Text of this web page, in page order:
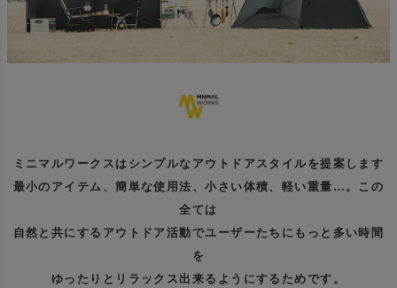
ミニマルワークスはシンプルなアウトドアスタイルを提案します
最小のアイテム、簡単な使用法、小さい体積、軽い重量…。この
全ては
自然と共にするアウトドア活動でユーザーたちにもっと多い時間
を
ゆったりとリラックス出来るようにするためです。